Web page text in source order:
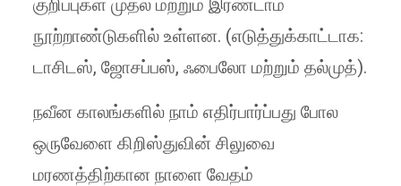
குறிப்புகள் முதல் மற்றும் இரண்டாம்
நூற்றாண்டுகளில் உள்ளன. (எடுத்துக்காட்டாக:
டாசிடஸ், ஜோசப்பஸ், ஃபைலோ மற்றும் தல்முத்).
நவீன காலங்களில் நாம் எதிர்பார்ப்பது போல
ஒருவேளை கிறிஸ்துவின் சிலுவை
மரணத்திற்கான நாளை வேதம்